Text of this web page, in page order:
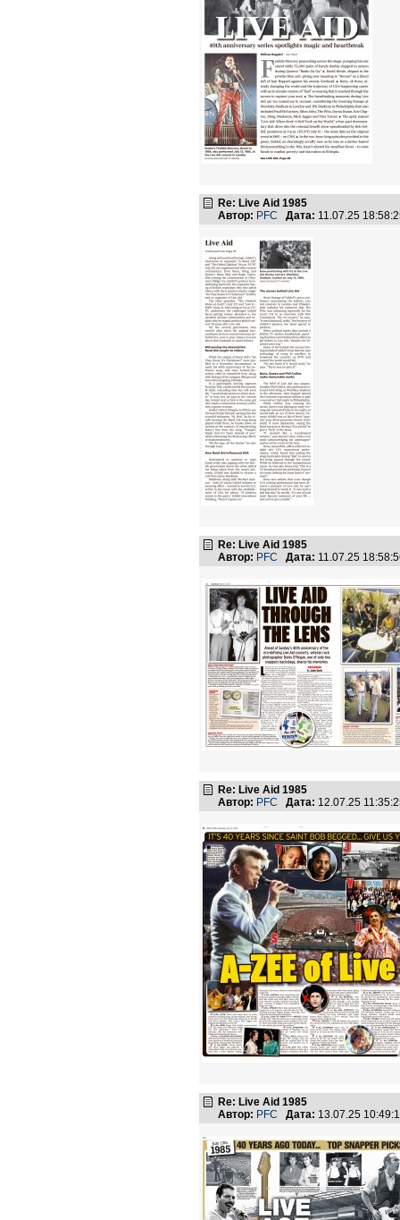
Re: Live Aid 1985
Автор: PFC Дата: 11.07.25
Re: Live Aid 1985
Автор: PFC Дата: 11.07.25
Re: Live Aid 1985
Автор: PFC Дата: 12.07.25
Re: Live Aid 1985
Автор: PFC Дата: 13.07.25